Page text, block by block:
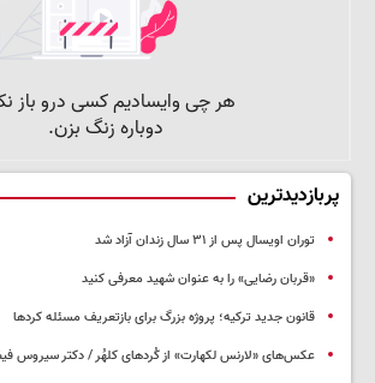
پربازدیدترین
توران اویسال پس از ۳۱ سال زندان آزاد شد
«قربان رضایی» را به عنوان شهید معرفی کنید
قانون جدید ترکیه؛ پروژه بزرگ‌ برای بازتعریف مسئله کردها
عکس‌های «لارنس لکهارت» از کُردهای کلهُر / دکتر سیروس